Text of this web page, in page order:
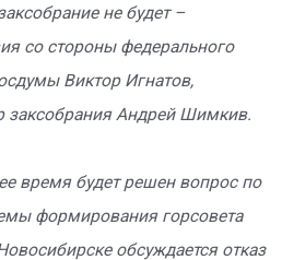
не будет –
со стороны федерального
Виктор Игнатов,
заксобрания Андрей Шимкив.
время будет решен вопрос по
формирования горсовета
обсуждается отказ